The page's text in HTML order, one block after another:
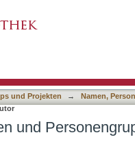
und Projekten →
Namen,
und